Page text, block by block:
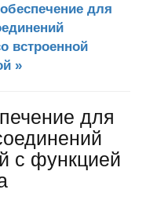
для
встроенной
»
для
с функцией